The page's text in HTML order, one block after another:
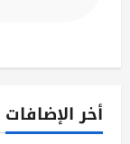
أخر الإضافات